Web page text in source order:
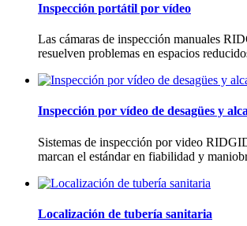
Inspección portátil por vídeo
Las cámaras de inspección manuales
resuelven problemas en espacios
Inspección por vídeo de desagües y
Sistemas de inspección por video
marcan el estándar en fiabilidad y
Localización de tubería sanitaria